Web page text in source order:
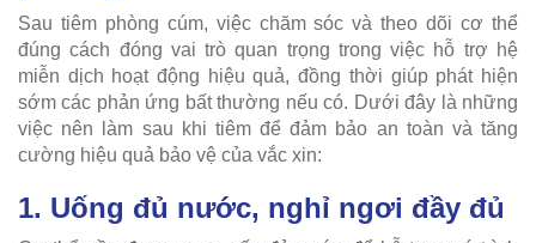
Sau tiêm phòng cúm, việc chăm sóc và theo dõi cơ thể
đúng cách đóng vai trò quan trọng trong việc hỗ trợ hệ
miễn dịch hoạt động hiệu quả, đồng thời giúp phát hiện
sớm các phản ứng bất thường nếu có. Dưới đây là những
việc nên làm sau khi tiêm để đảm bảo an toàn và tăng
cường hiệu quả bảo vệ của vắc xin:
1. Uống đủ nước, nghỉ ngơi đầy đủ